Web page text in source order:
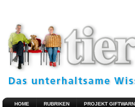
HOME RUBRIKEN PROJEKT